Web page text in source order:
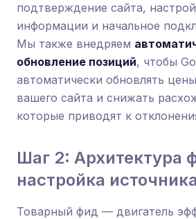
подтверждение сайта,
информации и начальное
Мы также внедряем
обновление позиций, чтобы
автоматически обновлять
вашего сайта и снижать
которые приводят к
Шаг 2: Архитектура
настройка
Товарный фид — двигатель